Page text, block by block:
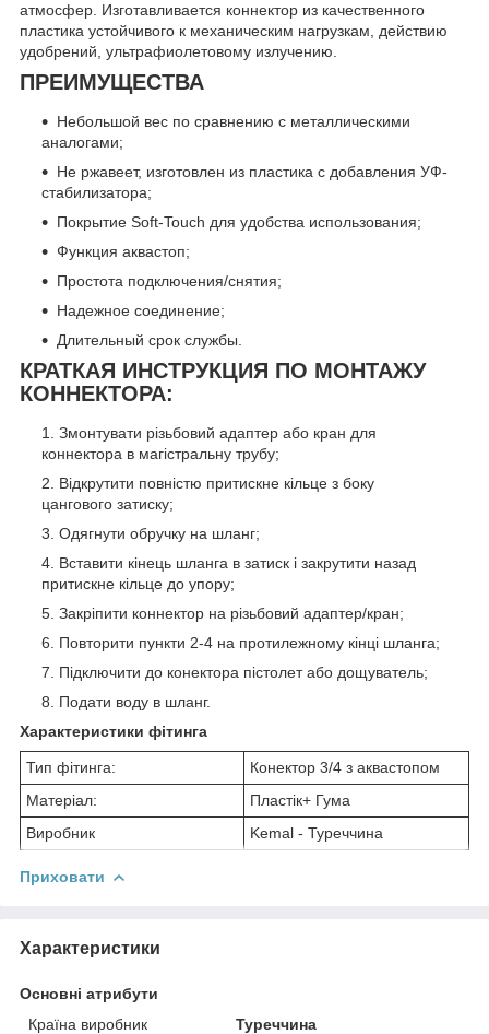
атмосфер. Изготавливается коннектор из качественного
пластика устойчивого к механическим нагрузкам, действию
удобрений, ультрафиолетовому излучению.
ПРЕИМУЩЕСТВА
Небольшой вес по сравнению с металлическими
аналогами;
Не ржавеет, изготовлен из пластика с добавления УФ-
стабилизатора;
Покрытие Soft-Touch для удобства использования;
Функция аквастоп;
Простота подключения/снятия;
Надежное соединение;
Длительный срок службы.
КРАТКАЯ ИНСТРУКЦИЯ ПО МОНТАЖУ
КОННЕКТОРА:
Змонтувати різьбовий адаптер або кран для
коннектора в магістральну трубу;
Відкрутити повністю притискне кільце з боку
цангового затиску;
Одягнути обручку на шланг;
Вставити кінець шланга в затиск і закрутити назад
притискне кільце до упору;
Закріпити коннектор на різьбовий адаптер/кран;
Повторити пункти 2-4 на протилежному кінці шланга;
Підключити до конектора пістолет або дощуватель;
Подати воду в шланг.
Характеристики фітинга
Тип фітинга:
Конектор 3/4 з аквастопом
Матеріал:
Пластік+ Гума
Виробник
Kemal - Туреччина
Приховати
Характеристики
Основні атрибути
Країна виробник
Туреччина